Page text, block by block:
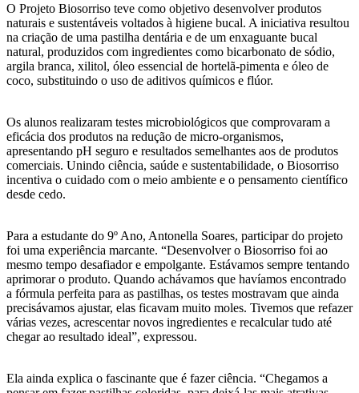
O Projeto Biosorriso teve como objetivo desenvolver produtos
naturais e sustentáveis voltados à higiene bucal. A iniciativa resultou
na criação de uma pastilha dentária e de um enxaguante bucal
natural, produzidos com ingredientes como bicarbonato de sódio,
argila branca, xilitol, óleo essencial de hortelã-pimenta e óleo de
coco, substituindo o uso de aditivos químicos e flúor.
Os alunos realizaram testes microbiológicos que comprovaram a
eficácia dos produtos na redução de micro-organismos,
apresentando pH seguro e resultados semelhantes aos de produtos
comerciais. Unindo ciência, saúde e sustentabilidade, o Biosorriso
incentiva o cuidado com o meio ambiente e o pensamento científico
desde cedo.
Para a estudante do 9º Ano, Antonella Soares, participar do projeto
foi uma experiência marcante. “Desenvolver o Biosorriso foi ao
mesmo tempo desafiador e empolgante. Estávamos sempre tentando
aprimorar o produto. Quando achávamos que havíamos encontrado
a fórmula perfeita para as pastilhas, os testes mostravam que ainda
precisávamos ajustar, elas ficavam muito moles. Tivemos que refazer
várias vezes, acrescentar novos ingredientes e recalcular tudo até
chegar ao resultado ideal”, expressou.
Ela ainda explica o fascinante que é fazer ciência. “Chegamos a